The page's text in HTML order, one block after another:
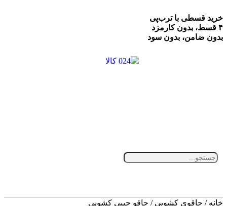
خرید قسطی با ترب‌پی
۴ قسط، بدون کارمزد
بدون ضامن، بدون سود
خانه / چاقوی کشویی / چاقو جیبی کشویی